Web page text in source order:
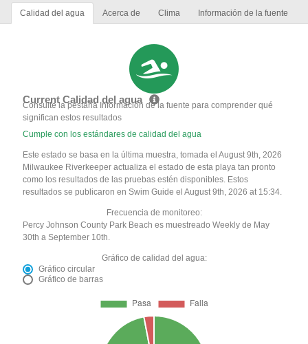
Calidad del agua Acerca de Clima Información de la fuente
Current Calidad del agua
Consulte la pestaña Información de la fuente para comprender qué
significan estos resultados
Cumple con los estándares de calidad del agua
Este estado se basa en la última muestra, tomada el August 9th, 2026
Milwaukee Riverkeeper actualiza el estado de esta playa tan pronto
como los resultados de las pruebas estén disponibles. Estos
resultados se publicaron en Swim Guide el August 9th, 2026 at 15:34.
Frecuencia de monitoreo:
Percy Johnson County Park Beach es muestreado Weekly de May
30th a September 10th.
Gráfico de calidad del agua:
Gráfico circular
Gráfico de barras